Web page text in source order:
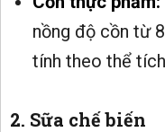
nồng độ cồn từ
tính theo thể
2. Sữa chế biến